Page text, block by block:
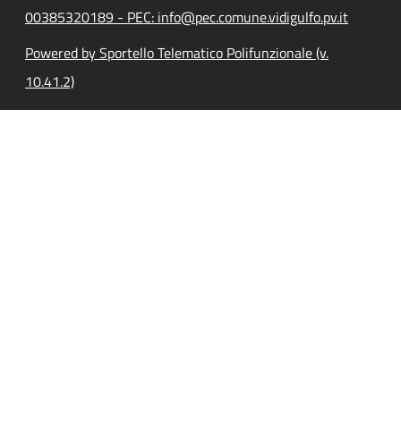
00385320189 - PEC: info@pec.comune.vidigulfo.pv.it
Powered by Sportello Telematico Polifunzionale (v.
10.41.2)